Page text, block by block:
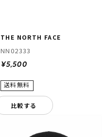
THE NORTH FACE
NN02333
¥5,500
比較する